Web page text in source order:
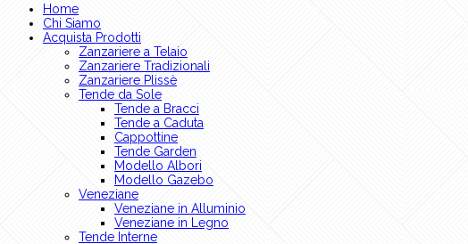
Home
Chi Siamo
Acquista Prodotti
Zanzariere a Telaio
Zanzariere Tradizionali
Zanzariere Plissè
Tende da Sole
Tende a Bracci
Tende a Caduta
Cappottine
Tende Garden
Modello Albori
Modello Gazebo
Veneziane
Veneziane in Alluminio
Veneziane in Legno
Tende Interne